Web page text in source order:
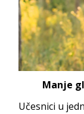
Manje
Učesnici u